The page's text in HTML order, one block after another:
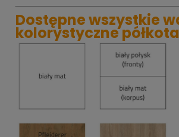
Dostępne wszystkie
kolorystyczne